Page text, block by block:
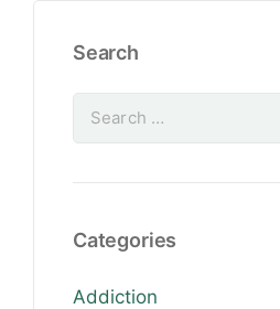
Search
Categories
Addiction